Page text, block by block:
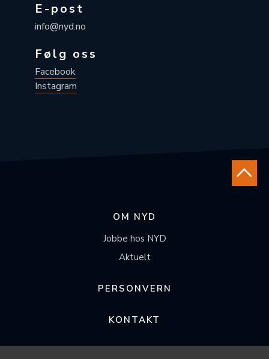
E-post
info@nyd.no
Følg oss
Facebook
Instagram
OM NYD
Jobbe hos NYD
Aktuelt
PERSONVERN
KONTAKT